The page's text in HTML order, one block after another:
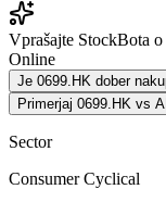
Vprašajte StockBota
Online
Je 0699.HK dober
Primerjaj 0699.HK vs
Sector
Consumer Cyclical